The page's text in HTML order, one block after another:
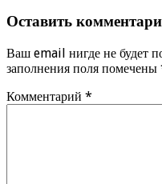
Оставить
Ваш email нигде не будет
заполнения поля помечены
Комментарий *